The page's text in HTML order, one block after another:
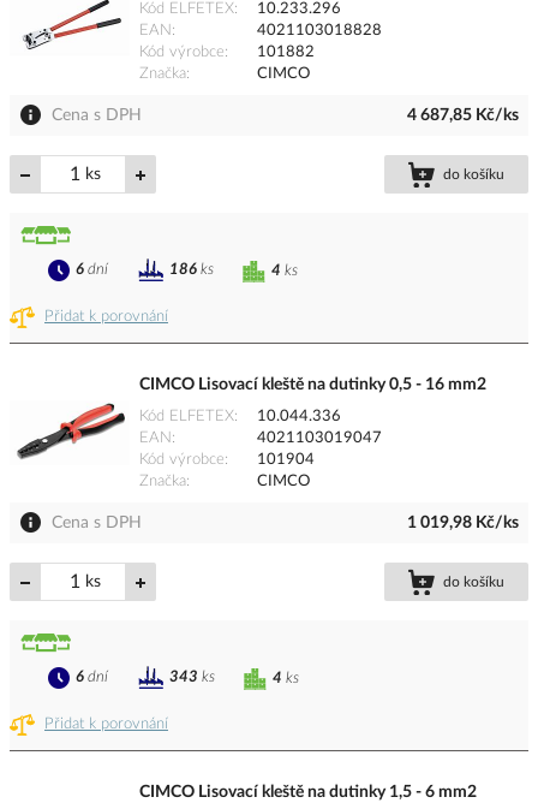
Kód ELFETEX
10.233.296
EAN
4021103018828
Kód výrobce
101882
Značka
CIMCO
Cena s DPH 4 687,85 Kč/ks
ks do košíku
Přidat k porovnání
4 ks
6 dní 186 ks
CIMCO Lisovací kleště na dutinky 0,5 - 16 mm2
Kód ELFETEX
10.044.336
EAN
4021103019047
Kód výrobce
101904
Značka
CIMCO
Cena s DPH 1 019,98 Kč/ks
ks do košíku
Přidat k porovnání
4 ks
6 dní 343 ks
CIMCO Lisovací kleště na dutinky 1,5 - 6 mm2